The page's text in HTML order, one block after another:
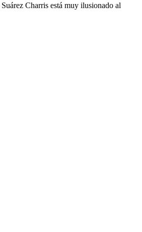
Charris está muy ilusionado al